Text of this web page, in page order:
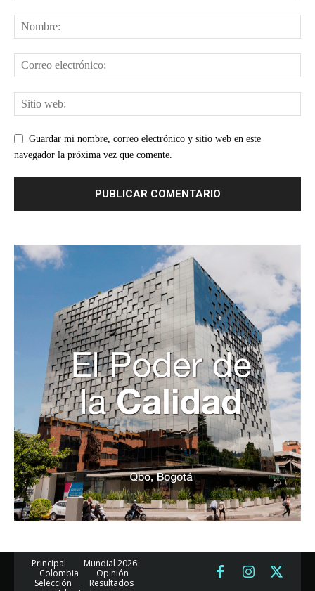
Guardar mi nombre, correo electrónico y sitio web en este
navegador la próxima vez que comente.
Principal
Mundial 2026
Colombia
Opinión
Selección
Resultados